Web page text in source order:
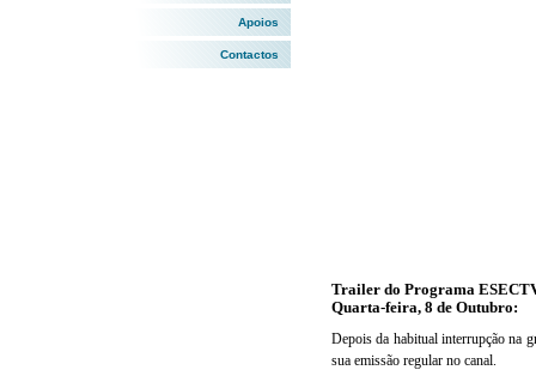
Apoios
Contactos
Trailer do Programa
Quarta-feira, 8 de Outubro:
Depois da habitual interrupção na
sua emissão regular no canal.